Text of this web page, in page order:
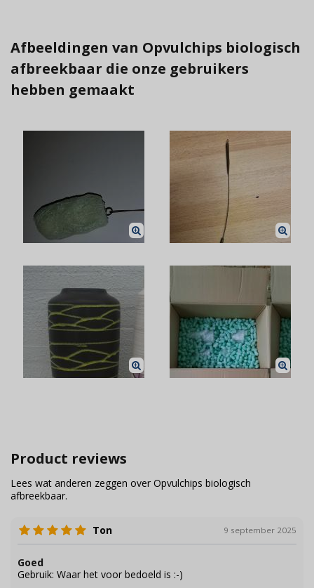
Afbeeldingen van Opvulchips biologisch
afbreekbaar die onze gebruikers
hebben gemaakt
Product reviews
Lees wat anderen zeggen over Opvulchips biologisch
afbreekbaar.
Ton 9 september 2025
Goed
Gebruik: Waar het voor bedoeld is :-)